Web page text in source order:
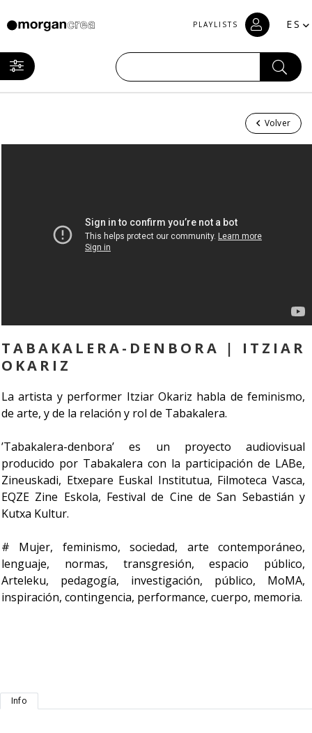
PLAYLISTS ES
Volver
TABAKALERA-DENBORA | ITZIAR
OKARIZ
La artista y performer Itziar Okariz habla de feminismo,
de arte, y de la relación y rol de Tabakalera.
’Tabakalera-denbora’ es un proyecto audiovisual
producido por Tabakalera con la participación de LABe,
Zineuskadi, Etxepare Euskal Institutua, Filmoteca Vasca,
EQZE Zine Eskola, Festival de Cine de San Sebastián y
Kutxa Kultur.
# Mujer, feminismo, sociedad, arte contemporáneo,
lenguaje, normas, transgresión, espacio público,
Arteleku, pedagogía, investigación, público, MoMA,
inspiración, contingencia, performance, cuerpo, memoria.
Info